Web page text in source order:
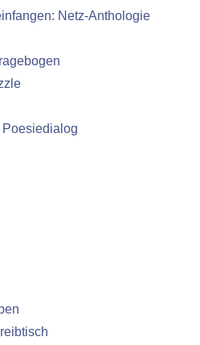
Netz-Anthologie
Poesiedialog